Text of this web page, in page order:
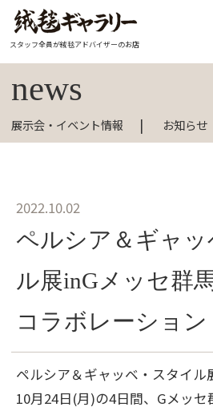
スタッフ全員が絨毯アドバイザーのお店
news
展示会・イベント情報 お知らせ
2022.10.02
ペルシア＆ギャッ
ル展inGメッセ群
コラボレーション
ペルシア＆ギャッベ・スタイル
10月24日(月)の4日間、Gメッセ